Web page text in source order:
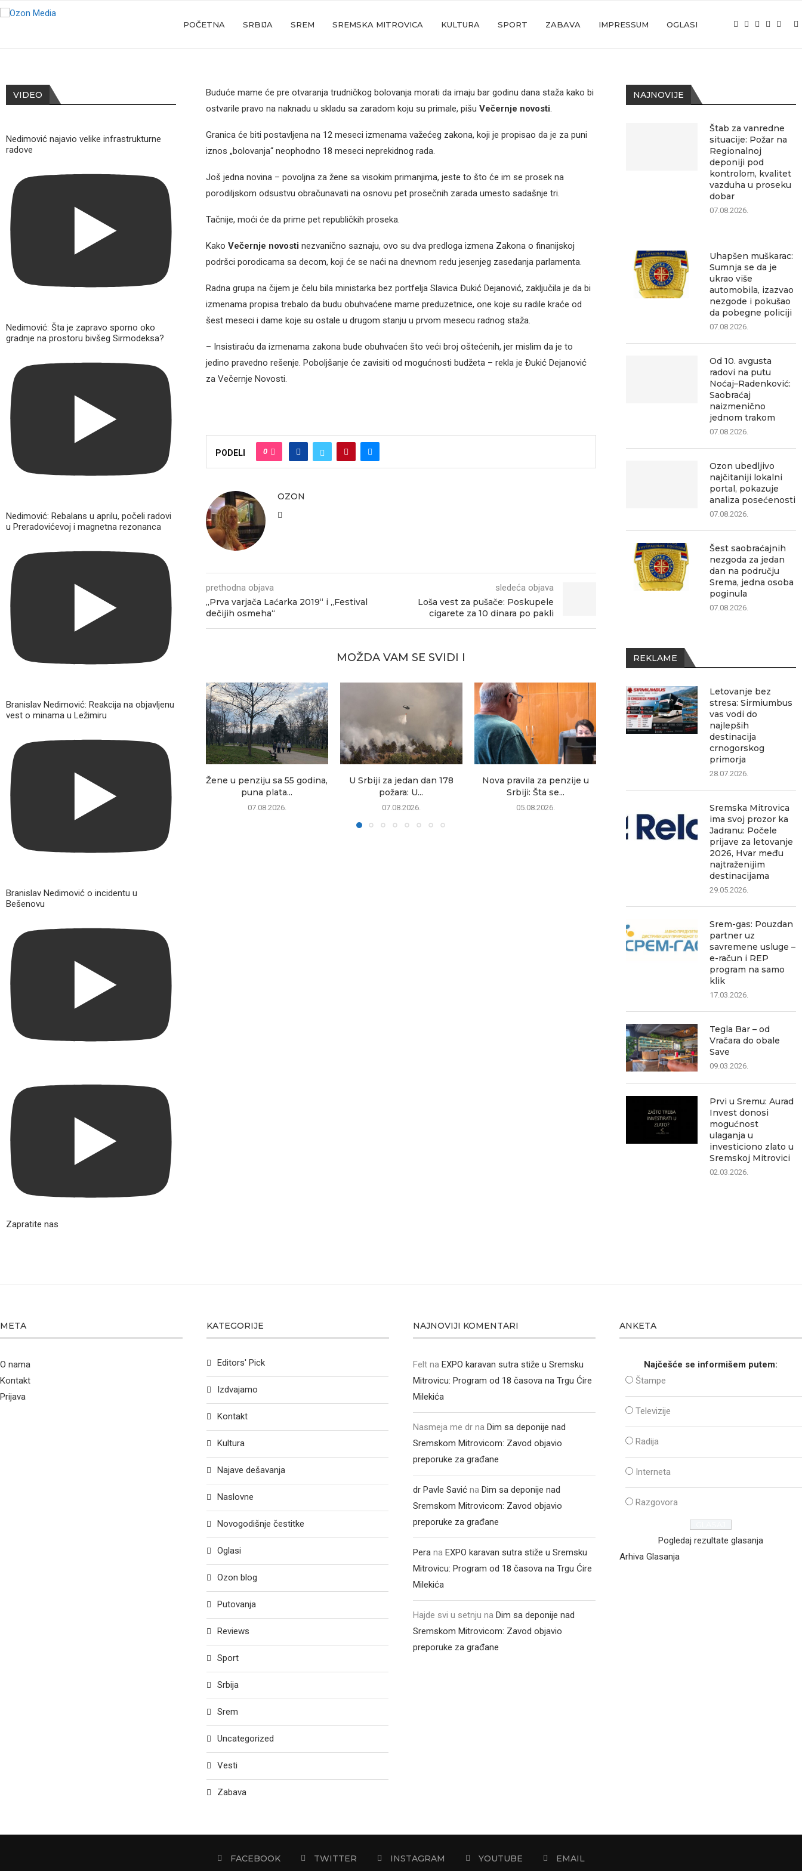
POČETNA SRBIJA SREM SREMSKA MITROVICA KULTURA SPORT ZABAVA IMPRESSUM OGLASI
Buduće mame će pre otvaranja trudničkog bolovanja morati da imaju bar godinu dana staža kako bi
ostvarile pravo na naknadu u skladu sa zaradom koju su primale, pišu Večernje novosti.
Granica će biti postavljena na 12 meseci izmenama važećeg zakona, koji je propisao da je za puni
iznos „bolovanja“ neophodno 18 meseci neprekidnog rada.
Još jedna novina – povoljna za žene sa visokim primanjima, jeste to što će im se prosek na
porodiljskom odsustvu obračunavati na osnovu pet prosečnih zarada umesto sadašnje tri.
Tačnije, moći će da prime pet republičkih proseka.
Kako Večernje novosti nezvanično saznaju, ovo su dva predloga izmena Zakona o finanijskoj
podršci porodicama sa decom, koji će se naći na dnevnom redu jesenjeg zasedanja parlamenta.
Radna grupa na čijem je čelu bila ministarka bez portfelja Slavica Đukić Dejanović, zaključila je da bi
izmenama propisa trebalo da budu obuhvaćene mame preduzetnice, one koje su radile kraće od
šest meseci i dame koje su ostale u drugom stanju u prvom mesecu radnog staža.
– Insistiraću da izmenama zakona bude obuhvaćen što veći broj oštećenih, jer mislim da je to
jedino pravedno rešenje. Poboljšanje će zavisiti od mogućnosti budžeta – rekla je Đukić Dejanović
za Večernje Novosti.
PODELI 0
OZON
prethodna objava
„Prva varjača Laćarka 2019“ i „Festival
dečijih osmeha“
sledeća objava
Loša vest za pušače: Poskupele
cigarete za 10 dinara po pakli
MOŽDA VAM SE SVIDI I
Žene u penziju sa 55 godina,
puna plata...
07.08.2026.
U Srbiji za jedan dan 178
požara: U...
07.08.2026.
Nova pravila za penzije u
Srbiji: Šta se...
05.08.2026.
kontroliše saobraćaj: Za
nekoliko sati snimljeno...
05.08.2026.
brzine:
NAJNOVIJE
Štab za vanredne
situacije: Požar na
Regionalnoj
deponiji pod
kontrolom, kvalitet
vazduha u proseku
dobar
07.08.2026.
Uhapšen muškarac:
Sumnja se da je
ukrao više
automobila, izazvao
nezgode i pokušao
da pobegne policiji
07.08.2026.
Od 10. avgusta
radovi na putu
Noćaj–Radenković:
Saobraćaj
naizmenično
jednom trakom
07.08.2026.
Ozon ubedljivo
najčitaniji lokalni
portal, pokazuje
analiza posećenosti
07.08.2026.
Šest saobraćajnih
nezgoda za jedan
dan na području
Srema, jedna osoba
poginula
07.08.2026.
REKLAME
Letovanje bez
stresa: Sirmiumbus
vas vodi do
najlepših
destinacija
crnogorskog
primorja
28.07.2026.
Sremska Mitrovica
ima svoj prozor ka
Jadranu: Počele
prijave za letovanje
2026, Hvar među
najtraženijim
destinacijama
29.05.2026.
Srem-gas: Pouzdan
partner uz
savremene usluge –
e-račun i REP
program na samo
klik
17.03.2026.
Tegla Bar – od
Vračara do obale
Save
09.03.2026.
Prvi u Sremu: Aurad
Invest donosi
mogućnost
ulaganja u
investiciono zlato u
Sremskoj Mitrovici
02.03.2026.
VIDEO
Nedimović najavio velike infrastrukturne
radove
Nedimović: Šta je zapravo sporno oko
gradnje na prostoru bivšeg Sirmodeksa?
Nedimović: Rebalans u aprilu, počeli radovi
u Preradovićevoj i magnetna rezonanca
Branislav Nedimović: Reakcija na objavljenu
vest o minama u Ležimiru
Branislav Nedimović o incidentu u
Bešenovu
Zapratite nas
META
O nama
Kontakt
Prijava
KATEGORIJE
Editors' Pick
Izdvajamo
Kontakt
Kultura
Najave dešavanja
Naslovne
Novogodišnje čestitke
Oglasi
Ozon blog
Putovanja
Reviews
Sport
Srbija
Srem
Uncategorized
Vesti
Zabava
NAJNOVIJI KOMENTARI
Felt naEXPO karavan sutra stiže u Sremsku
Mitrovicu: Program od 18 časova na Trgu Ćire
Milekića
Nasmeja me dr naDim sa deponije nad
Sremskom Mitrovicom: Zavod objavio
preporuke za građane
dr Pavle Savić naDim sa deponije nad
Sremskom Mitrovicom: Zavod objavio
preporuke za građane
Pera naEXPO karavan sutra stiže u Sremsku
Mitrovicu: Program od 18 časova na Trgu Ćire
Milekića
Hajde svi u setnju naDim sa deponije nad
Sremskom Mitrovicom: Zavod objavio
preporuke za građane
ANKETA
Najčešće se informišem putem:
Štampe
Televizije
Radija
Interneta
Razgovora
Pogledaj rezultate glasanja
Arhiva Glasanja
FACEBOOK TWITTER INSTAGRAM YOUTUBE EMAIL